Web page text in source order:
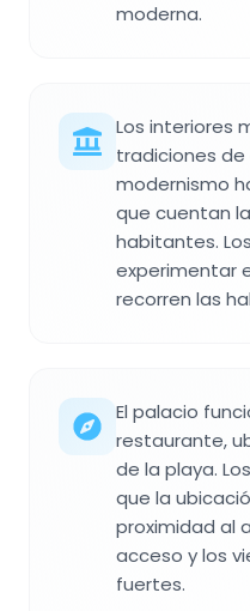
moderna.
Los interiores
tradiciones de
modernismo
que cuentan
habitantes.
experimentar
recorren las
El palacio
restaurante,
de la playa.
que la
proximidad al
acceso y los
fuertes.